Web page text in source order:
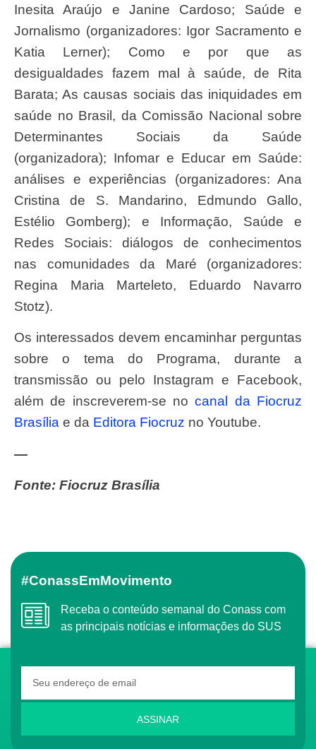
Inesita Araújo e Janine Cardoso; Saúde e
Jornalismo (organizadores: Igor Sacramento e
Katia Lerner); Como e por que as
desigualdades fazem mal à saúde, de Rita
Barata; As causas sociais das iniquidades em
saúde no Brasil, da Comissão Nacional sobre
Determinantes Sociais da Saúde
(organizadora); Infomar e Educar em Saúde:
análises e experiências (organizadores: Ana
Cristina de S. Mandarino, Edmundo Gallo,
Estélio Gomberg); e Informação, Saúde e
Redes Sociais: diálogos de conhecimentos
nas comunidades da Maré (organizadores:
Regina Maria Marteleto, Eduardo Navarro
Stotz).
Os interessados devem encaminhar perguntas
sobre o tema do Programa, durante a
transmissão ou pelo Instagram e Facebook,
além de inscreverem-se nocanal da Fiocruz
Brasília e da Editora Fiocruz no Youtube.
—
Fonte: Fiocruz Brasília
#ConassEmMovimento
Receba o conteúdo semanal do Conass com
as principais notícias e informações do SUS
ASSINAR